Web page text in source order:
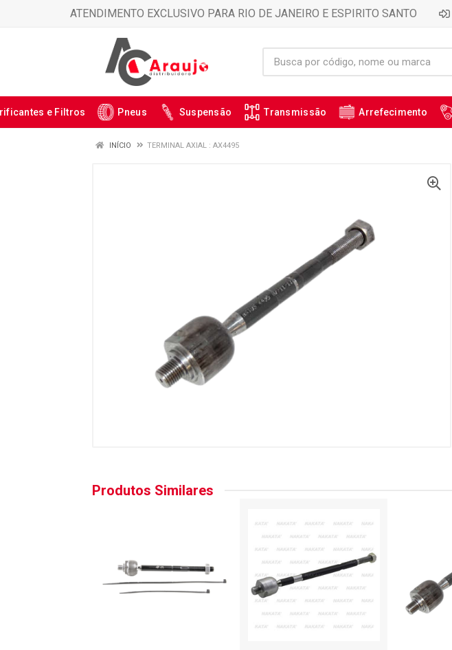
ATENDIMENTO EXCLUSIVO PARA RIO DE JANEIRO E ESPIRITO SANTO
e Filtros Pneus Suspensão Transmissão Arrefecimento
INÍCIO TERMINAL AXIAL : AX4495
Produtos Similares